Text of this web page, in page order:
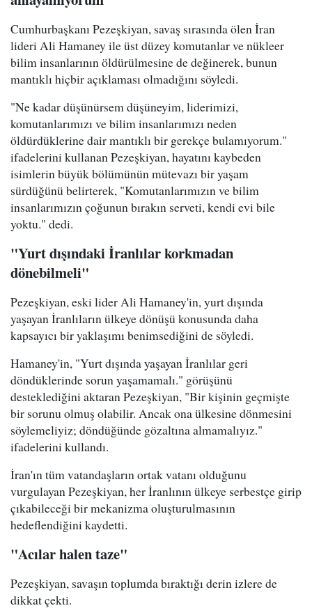
Cumhurbaşkanı Pezeşkiyan, savaş sırasında ölen İran
lideri Ali Hamaney ile üst düzey komutanlar ve nükleer
bilim insanlarının öldürülmesine de değinerek, bunun
mantıklı hiçbir açıklaması olmadığını söyledi.
"Ne kadar düşünürsem düşüneyim, liderimizi,
komutanlarımızı ve bilim insanlarımızı neden
öldürdüklerine dair mantıklı bir gerekçe bulamıyorum."
ifadelerini kullanan Pezeşkiyan, hayatını kaybeden
isimlerin büyük bölümünün mütevazı bir yaşam
sürdüğünü belirterek, "Komutanlarımızın ve bilim
insanlarımızın çoğunun bırakın serveti, kendi evi bile
yoktu." dedi.
"Yurt dışındaki İranlılar korkmadan
dönebilmeli"
Pezeşkiyan, eski lider Ali Hamaney'in, yurt dışında
yaşayan İranlıların ülkeye dönüşü konusunda daha
kapsayıcı bir yaklaşımı benimsediğini de söyledi.
Hamaney'in, "Yurt dışında yaşayan İranlılar geri
döndüklerinde sorun yaşamamalı." görüşünü
desteklediğini aktaran Pezeşkiyan, "Bir kişinin geçmişte
bir sorunu olmuş olabilir. Ancak ona ülkesine dönmesini
söylemeliyiz; döndüğünde gözaltına almamalıyız."
ifadelerini kullandı.
İran'ın tüm vatandaşların ortak vatanı olduğunu
vurgulayan Pezeşkiyan, her İranlının ülkeye serbestçe girip
çıkabileceği bir mekanizma oluşturulmasının
hedeflendiğini kaydetti.
"Acılar halen taze"
Pezeşkiyan, savaşın toplumda bıraktığı derin izlere de
dikkat çekti.